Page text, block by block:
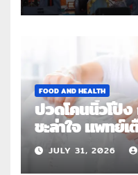
FOOD AND HEALTH
ปวดโคนนิ้วโป้
ชะล่าใจ แพทย์เ
แวง” โรคปลอ
ใช้งานซ้ำ
JULY 31, 2026